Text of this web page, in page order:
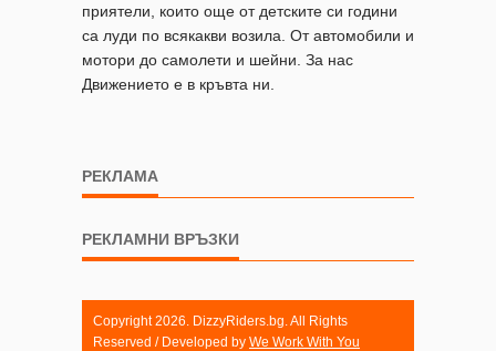
приятели, които още от детските си години
са луди по всякакви возила. От автомобили и
мотори до самолети и шейни. За нас
Движението е в кръвта ни.
РЕКЛАМА
РЕКЛАМНИ ВРЪЗКИ
Copyright 2026. DizzyRiders.bg. All Rights
Reserved / Developed by We Work With You